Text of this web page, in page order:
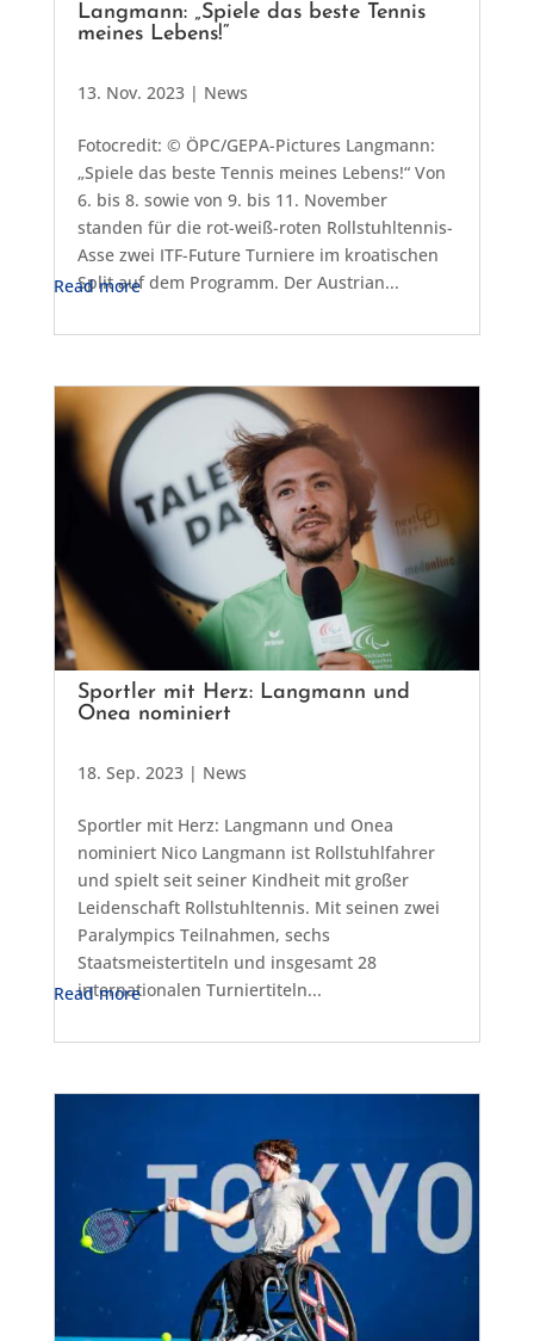
Langmann: „Spiele das beste Tennis
meines Lebens!“
13. Nov. 2023| News
Fotocredit: © ÖPC/GEPA-Pictures Langmann:
„Spiele das beste Tennis meines Lebens!“ Von
6. bis 8. sowie von 9. bis 11. November
standen für die rot-weiß-roten Rollstuhltennis-
Asse zwei ITF-Future Turniere im kroatischen
Split auf dem Programm. Der Austrian...
Read more
Sportler mit Herz: Langmann und
Onea nominiert
18. Sep. 2023| News
Sportler mit Herz: Langmann und Onea
nominiert Nico Langmann ist Rollstuhlfahrer
und spielt seit seiner Kindheit mit großer
Leidenschaft Rollstuhltennis. Mit seinen zwei
Paralympics Teilnahmen, sechs
Staatsmeistertiteln und insgesamt 28
internationalen Turniertiteln...
Read more